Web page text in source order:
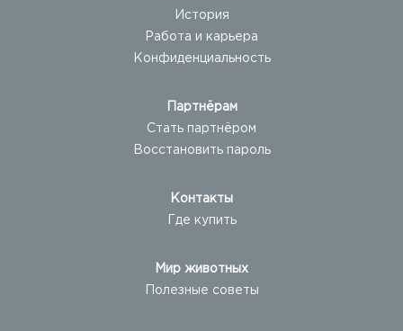
История
Работа и карьера
Конфиденциальность
Партнёрам
Стать партнёром
Восстановить пароль
Контакты
Где купить
Мир животных
Полезные советы